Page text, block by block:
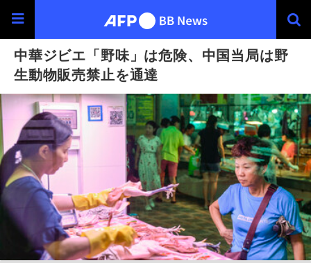
中華ジビエ「野味」は危険、中国当局は野
生動物販売禁止を通達